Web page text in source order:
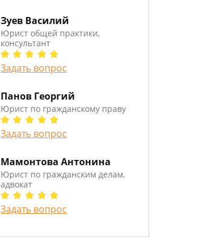
Зуев Василий
Юрист общей практики,
консультант
Задать вопрос
Панов Георгий
Юрист по гражданскому праву
Задать вопрос
Мамонтова Антонина
Юрист по гражданским делам,
адвокат
Задать вопрос